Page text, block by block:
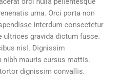
urna. Orci porta non
interdum consectetur
ultrices gravida dictum fusce.
nisl. Dignissim
nibh mauris cursus mattis.
dignissim convallis.